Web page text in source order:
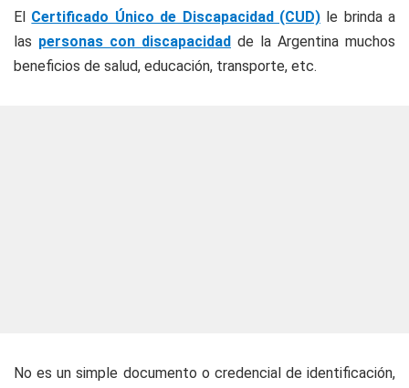
El Certificado Único de Discapacidad (CUD)le brinda a
las personas con discapacidad de la Argentina muchos
beneficios de salud, educación, transporte, etc.
No es un simple documento o credencial de identificación,